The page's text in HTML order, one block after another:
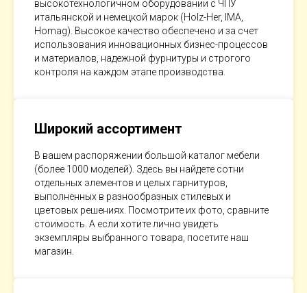
высокотехнологичном оборудовании с ЧПУ
итальянской и немецкой марок (Holz-Her, IMA,
Homag). Высокое качество обеспечено и за счет
использования инновационных бизнес-процессов
и материалов, надежной фурнитуры и строгого
контроля на каждом этапе производства.
Широкий ассортимент
В вашем распоряжении большой каталог мебели
(более 1000 моделей). Здесь вы найдете сотни
отдельных элементов и целых гарнитуров,
выполненных в разнообразных стилевых и
цветовых решениях. Посмотрите их фото, сравните
стоимость. А если хотите лично увидеть
экземпляры выбранного товара, посетите наш
магазин.